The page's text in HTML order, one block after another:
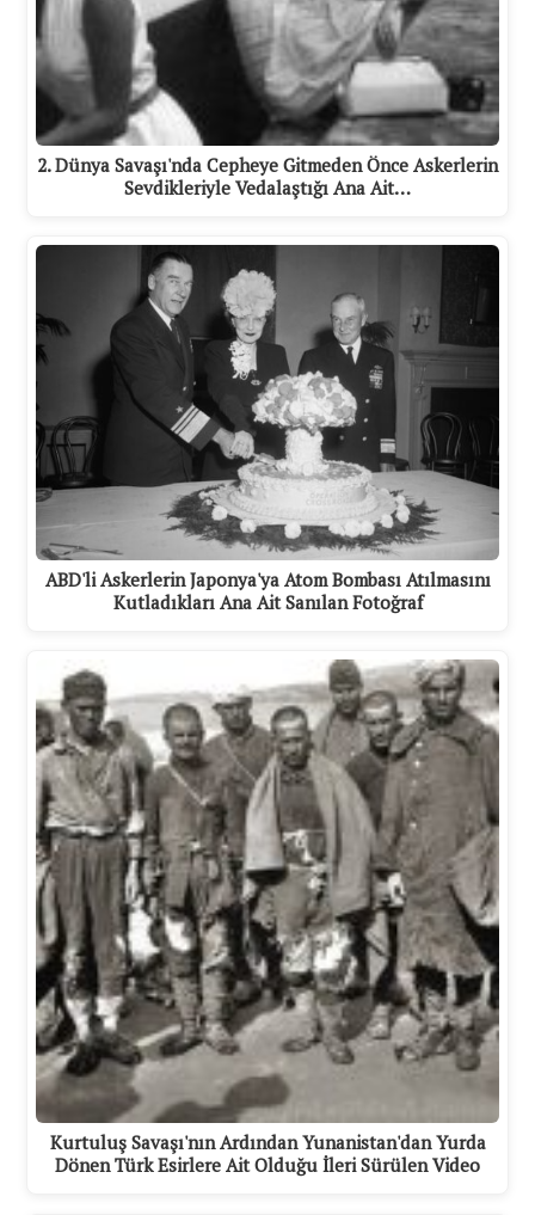
2. Dünya Savaşı'nda Cepheye Gitmeden Önce Askerlerin
Sevdikleriyle Vedalaştığı Ana Ait…
ABD'li Askerlerin Japonya'ya Atom Bombası Atılmasını
Kutladıkları Ana Ait Sanılan Fotoğraf
Kurtuluş Savaşı'nın Ardından Yunanistan'dan Yurda
Dönen Türk Esirlere Ait Olduğu İleri Sürülen Video